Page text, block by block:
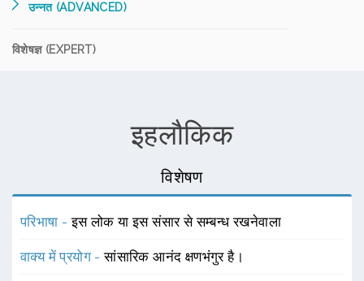
उन्नत (ADVANCED)
विशेषज्ञ (EXPERT)
इहलौकिक
विशेषण
परिभाषा -इस लोक या इस संसार से सम्बन्ध रखनेवाला
वाक्य में प्रयोग -सांसारिक आनंद क्षणभंगुर है।